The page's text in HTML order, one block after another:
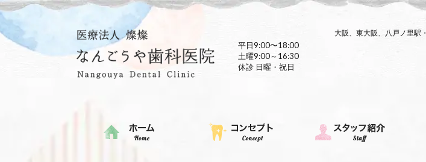
大阪、東大阪、八戸ノ里駅
平日9:00〜18:00
土曜9:00～16:30
休診 日曜・祝日